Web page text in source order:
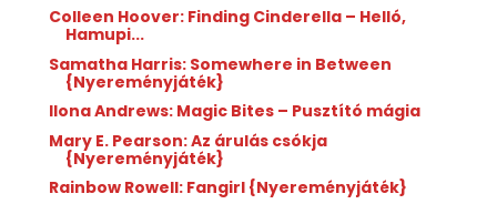
Colleen Hoover: Finding Cinderella – Helló,
Hamupi...
Samatha Harris: Somewhere in Between
{Nyereményjáték}
Ilona Andrews: Magic Bites – Pusztító mágia
Mary E. Pearson: Az árulás csókja
{Nyereményjáték}
Rainbow Rowell: Fangirl {Nyereményjáték}